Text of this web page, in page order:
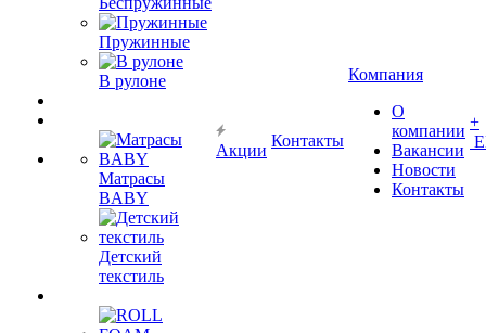
Пружинные
В рулоне
Матрасы
BABY
Детский
текстиль
Акции
Контакты
Компания
О
компании
Вакансии
Новости
Контакты
+